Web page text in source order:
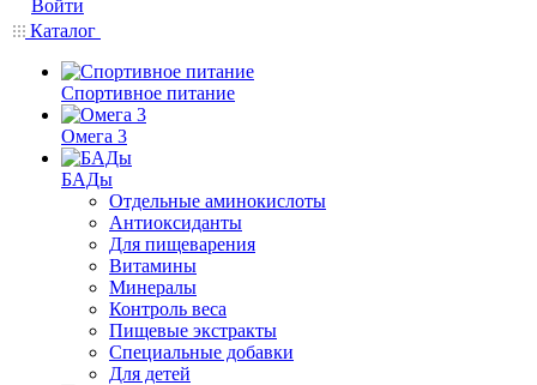
Войти
Каталог
Спортивное питание
Омега 3
БАДы
Отдельные аминокислоты
Антиоксиданты
Для пищеварения
Витамины
Минералы
Контроль веса
Пищевые экстракты
Специальные добавки
Для детей